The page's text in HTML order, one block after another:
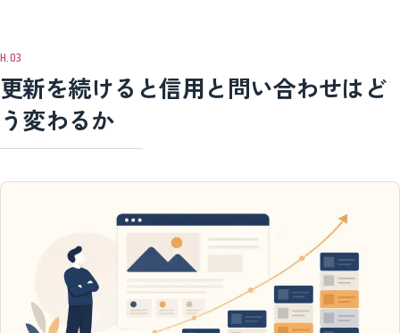
更新を続けると信用と問い合わせはど
う変わるか